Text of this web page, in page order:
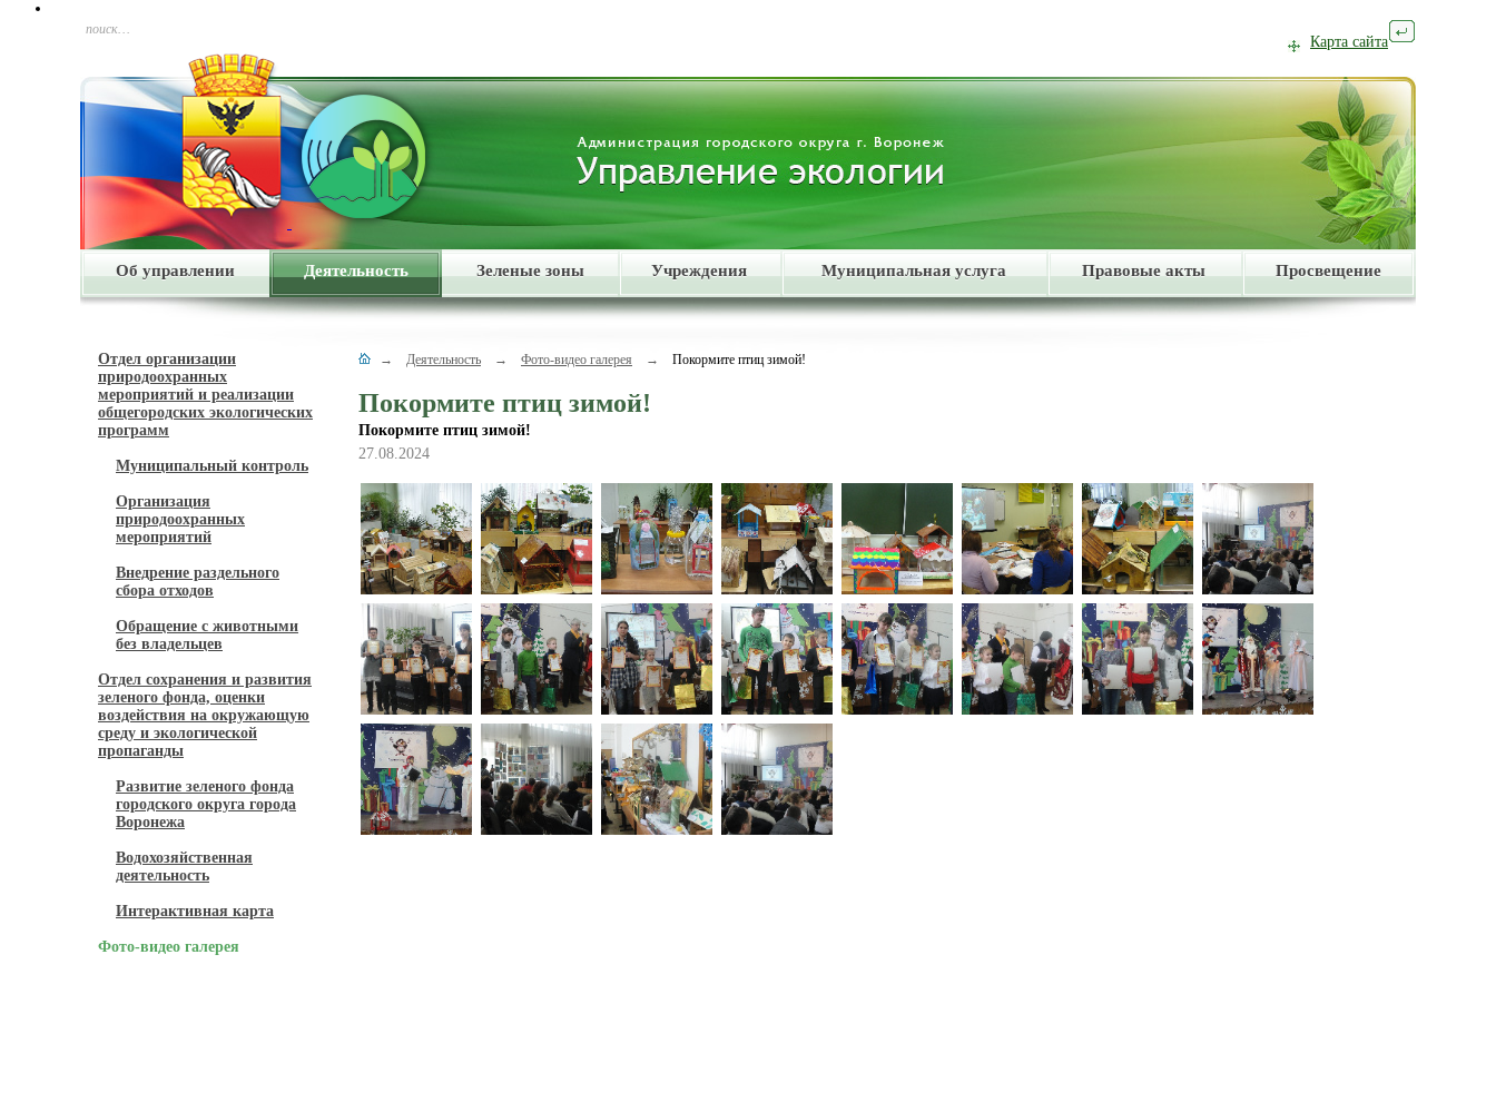
Карта сайта
поиск…
Об управлении Деятельность Зеленые зоны Учреждения Муниципальная услуга Правовые акты Просвещение
Отдел организации
природоохранных
мероприятий и реализации
общегородских экологических
программ
Муниципальный контроль
Организация
природоохранных
мероприятий
Внедрение раздельного
сбора отходов
Обращение с животными
без владельцев
Отдел сохранения и развития
зеленого фонда, оценки
воздействия на окружающую
среду и экологической
пропаганды
Развитие зеленого фонда
городского округа города
Воронежа
Водохозяйственная
деятельность
Интерактивная карта
Фото-видео галерея
→ Деятельность → Фото-видео галерея → Покормите птиц зимой!
Покормите птиц зимой!
Покормите птиц зимой!
27.08.2024